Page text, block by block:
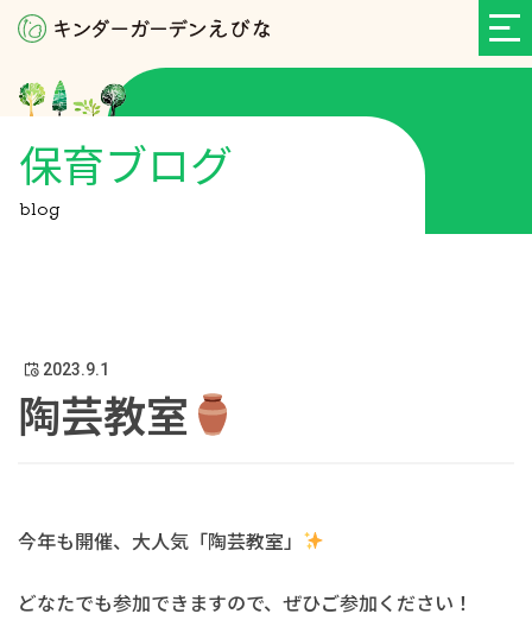
保育ブログ
blog
2023.9.1
陶芸教室
今年も開催、大人気「陶芸教室」
どなたでも参加できますので、ぜひご参加ください！